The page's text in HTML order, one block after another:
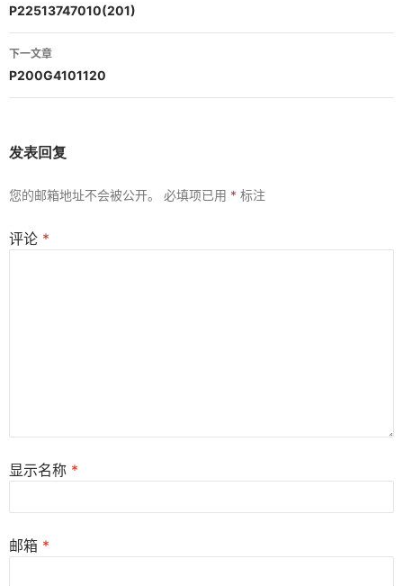
章
导
航
P22513747010(201)
下一文章
P200G4101120
发表回复
您的邮箱地址不会被公开。 必填项已用 * 标注
评论 *
显示名称 *
邮箱 *